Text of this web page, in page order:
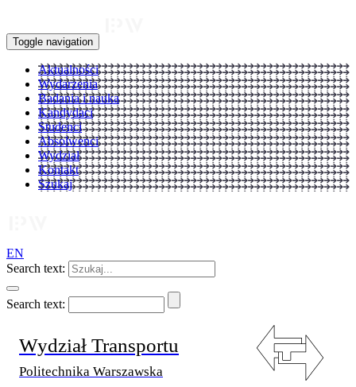
Toggle navigation
Aktualności
Wydarzenia
Badania i nauka
Kandydaci
Studenci
Absolwenci
Wydział
Kontakt
Szukaj
EN
Search text:
Search text:
Wydział Transportu
Politechnika Warszawska